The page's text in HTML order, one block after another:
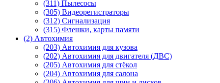
(311) Пылесосы
(305) Видеорегистраторы
(312) Сигнализация
(315) Флешки, карты памяти
(2) Автохимия
(203) Автохимия для кузова
(202) Автохимия для двигателя (ДВС)
(205) Автохимия для стёкол
(204) Автохимия для салона